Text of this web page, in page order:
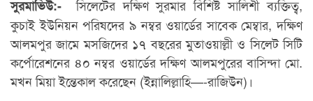
সুরমাভিউ:-সিলেটের দক্ষিণ সুরমার বিশিষ্ট সালিশী ব্যক্তিত্ব,
কুচাই ইউনিয়ন পরিষদের ৯ নম্বর ওয়ার্ডের সাবেক মেম্বার, দক্ষিণ
আলমপুর জামে মসজিদের ১৭ বছরের মুতাওয়াল্লী ও সিলেট সিটি
কর্পোরেশনের ৪০ নম্বর ওয়ার্ডের দক্ষিণ আলমপুরের বাসিন্দা মো.
মখন মিয়া ইন্তেকাল করেছেন (ইন্নালিল্লাহি—-রাজিউন)।